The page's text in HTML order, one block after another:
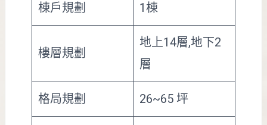
棟戶規劃 1棟
樓層規劃
地上14層,地下2
層
格局規劃 26~65 坪